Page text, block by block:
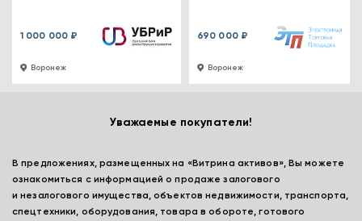
Воронеж
1 000 000 ₽
Воронеж
690 000 ₽
Уважаемые покупатели!
В предложениях, размещенных на «Витрина активов», Вы можете
ознакомиться с информацией о продаже залогового
и незалогового имущества, объектов недвижимости, транспорта,
спецтехники, оборудования, товара в обороте, готового